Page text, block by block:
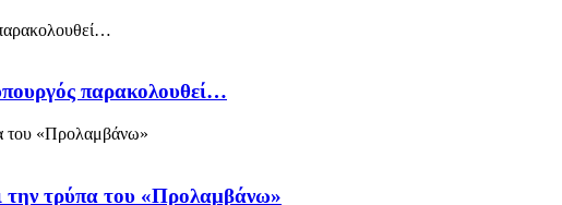
παρακολουθεί…
τρύπα του «Προλαμβάνω»